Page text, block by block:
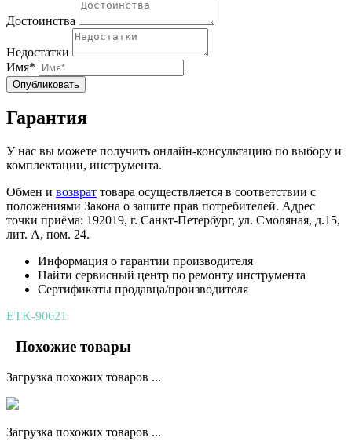
Достоинства
Недостатки
Имя*
Опубликовать
Гарантия
У нас вы можете получить онлайн-консультацию по выбору и
комплектации, инструмента.
Обмен и возврат товара осуществляется в соответствии с
положениями Закона о защите прав потребителей. Адрес
точки приёма: 192019, г. Санкт-Петербург, ул. Смоляная, д.15,
лит. А, пом. 24.
Информация о гарантии производителя
Найти сервисный центр по ремонту инструмента
Сертификаты продавца/производителя
ETK-90621
Похожие товары
Загрузка похожих товаров ...
Загрузка похожих товаров ...